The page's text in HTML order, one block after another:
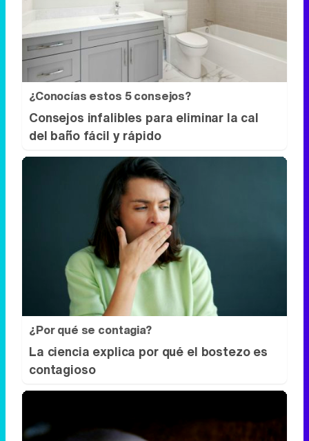
¿Conocías estos 5 consejos?
Consejos infalibles para eliminar la cal
del baño fácil y rápido
¿Por qué se contagia?
La ciencia explica por qué el bostezo es
contagioso